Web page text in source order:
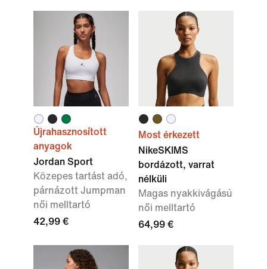
Újrahasznosított
anyagok
Jordan Sport
Közepes tartást adó,
párnázott Jumpman
női melltartó
42,99 €
Most érkezett
NikeSKIMS
bordázott, varrat
nélküli
Magas nyakkivágású
női melltartó
64,99 €